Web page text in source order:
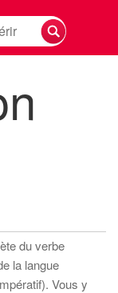
du verbe
la langue
Vous y